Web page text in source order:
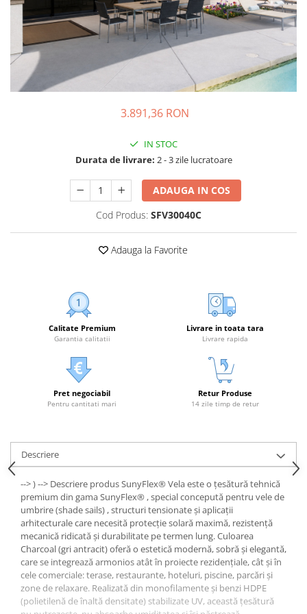
3.891,36 RON
IN STOC
Durata de livrare: 2 - 3 zile lucratoare
ADAUGA IN COS
Cod Produs: SFV30040C
Adauga la Favorite
Calitate Premium
Garantia calitatii
Livrare in toata tara
Livrare rapida
Pret negociabil
Pentru cantitati mari
Retur Produse
14 zile timp de retur
Descriere
--> ) --> Descriere produs SunyFlex® Vela este o țesătură tehnică
premium din gama SunyFlex® , special concepută pentru vele de
umbrire (shade sails) , structuri tensionate și aplicații
arhitecturale care necesită protecție solară maximă, rezistență
mecanică ridicată și durabilitate pe termen lung. Culoarea
Charcoal (gri antracit) oferă o estetică modernă, sobră și elegantă,
care se integrează armonios atât în proiecte rezidențiale, cât și în
cele comerciale: terase, restaurante, hoteluri, piscine, parcări și
zone de relaxare. Realizată din monofilamente și benzi HDPE
(polietilenă de înaltă densitate) stabilizate UV, această țesătură